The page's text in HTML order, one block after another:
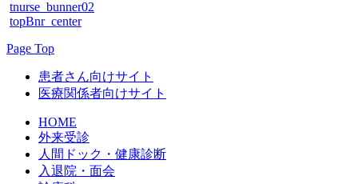
tnurse_bunner02
topBnr_center
Page Top
患者さん向けサイト
医療関係者向けサイト
HOME
外来受診
人間ドック・健康診断
入退院・面会